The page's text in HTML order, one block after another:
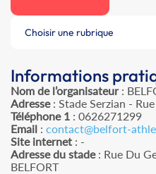
Choisir une rubrique
Informations
Nom de l’organisateur:
Adresse: Stade Serzian -
Téléphone 1 : 0626271299
Email : contact@belfort-
Site internet : -
Adresse du stade: Rue Du
BELFORT